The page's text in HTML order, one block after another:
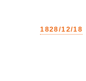
1828/12/18